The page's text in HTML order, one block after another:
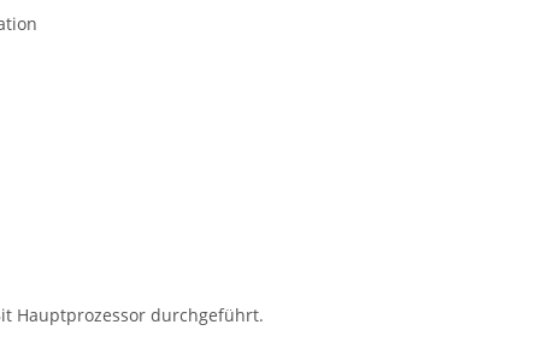
Hauptprozessor durchgeführt.